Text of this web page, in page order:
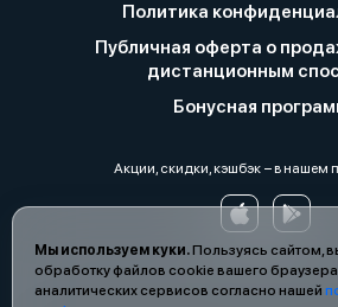
Мы используем куки.Пользуясь сайтом,
обработку файлов cookie вашего
аналитических сервисов согласно нашей
Политика
Публичная оферта о
дистанционным
Бонусная
Акции, скидки, кэшбэк − в нашем